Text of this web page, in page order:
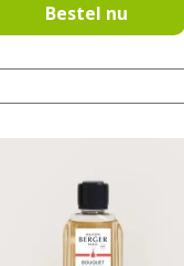
Bestel nu